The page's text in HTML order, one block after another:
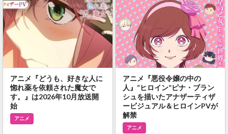
アニメ『どうも、好きな人に
惚れ薬を依頼された魔女で
す。』は2026年10月放送開
始
アニメ
アニメ『悪役令嬢の中の
人』“ヒロイン”ピナ・ブラン
シュを描いたアナザーティザ
ービジュアル＆ヒロインPVが
解禁
アニメ